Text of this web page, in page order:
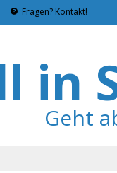
Fragen? Kontakt!
in
Geht